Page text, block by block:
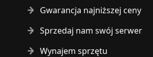
Gwarancja najniższej ceny
Sprzedaj nam swój serwer
Wynajem sprzętu